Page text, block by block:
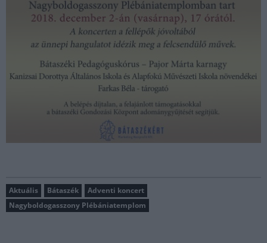
Aktuális Bátaszék
Adventi koncert
Nagyboldogasszony Plébániatemplom